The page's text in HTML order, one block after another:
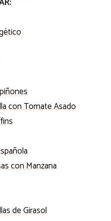
con Tomate Asado
con Manzana
de Girasol